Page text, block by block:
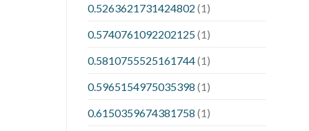
0.5263621731424802 (1)
0.5740761092202125(1)
0.5810755525161744(1)
0.5965154975035398 (1)
0.6150359674381758 (1)